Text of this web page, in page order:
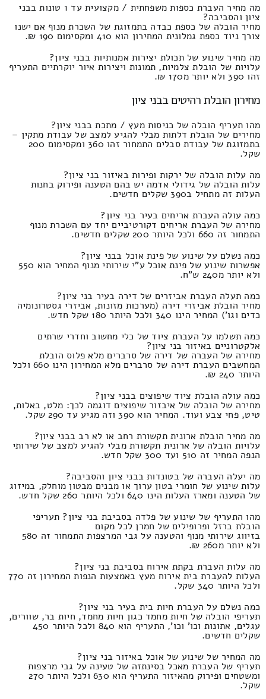
מה מחיר העברת כספות משפחתית / מקצועית עד 1 טונות בבני
ציון והסביבה?
מחיר הובלה של כספת כבדה בתמזוגת של השכרת מנוף אם ישנו
צורך ניוד כספת גמלונית המחירון הוא 410 ומקסימום 190 ₪.
מה מחיר שינוע של תכולת יצירות אמנותיות בבני ציון?
עלויות של הובלת צלמיות, תמונות ויצירות איור יוקרתיים התעריף
זהו 390 ולא יותר מ170 ₪.
מחירון הובלת רהיטים בבני ציון
מהו תעריף הובלה של כניסות מעץ / מתכת בבני ציון?
מחירים של הובלת דלתות מבלי להגיע למצב של עבודת מתקין –
בתמזוגת של עבודת סבלים התמחור זהו 360 ומקסימום 200
שקל.
מה עלות הובלה של ירקות ופירות באיזור בני ציון?
עלות הובלה של גידולי אדמה יש בהם הטענה ופירוק בחנות
העלות זה מתחיל ב390 שקלים חדשים.
כמה עולה העברת אריחים בעיר בני ציון?
מחירה של העברת אריחים דקורטיביים יחד עם השכרת מנוף
התמחור זה 660 ולכל היותר 200 שקלים חדשים.
כמה נשלם על שינוע של פינת אוכל בבני ציון?
אפשרות שינוע של פינת אוכל ע"י שירותי מנוף המחיר הוא 550
ולא יותר מ240 ש"ח.
כמה תעלה העברת אביזרים של דירה בעיר בני ציון?
מחיר הובלת אביזרי דירה (מערכות מזונות, אביזרי גסטרונומיה
כדים וגו') המחיר הינו 340 ולכל היותר 180 שקל חדש.
כמה תשלמו על העברת ציוד של כלי מחשוב וחדרי שרתים
אלקטרוניים באיזור בני ציון?
מחירה של העברה של דירה של סרברים מלא פלוס הובלת
המחשבים העברת דירה של סרברים מלא המחירון הינו 660 ולכל
היותר 240 ₪.
כמה עולה הובלת ציוד שיפוצים בבני ציון?
מחירה של הובלה של איבזור שיפוצים דוגמה לכך: מלט, באלות,
טיט, פחי צבע ועוד. המחיר הוא 390 וזה מגיע עד 290 שקל.
מה מחיר הובלת ארונית תקשורת רחב או לא רב בבני ציון?
עלויות הובלה של ארונית תקשורת מבלי להגיע למצב של שירותי
הנפה המחיר זה 510 ועד 300 שקל חדש.
מה יעלה העברה של בטונדות בבני ציון והסביבה?
עלות שינוע של חומרי בטון ערוך או מבנים מבטון מוחלק, במיזוג
של הטענה ומארז העלות הינו 640 ולכל היותר 260 שקל חדש.
מהו התעריף של שינוע של פלדה בסביבת בני ציון? תעריפי
הובלת ברזל ופרופילים של חמרן לכל מקום
בזיווג שירותי מנוף והטענה על גבי המרצפות התמחור זה 580
ולא יותר מ260 ₪.
מה עלות העברת בקתת אירוח בסביבת בני ציון?
העלות להעברת בית אירוח מעץ באמצעות הנפות המחירון זה 770
ולכל היותר 340 שקל.
כמה נשלם על העברת חיות בית בעיר בני ציון?
תעריפי הובלה של חיות מחמד כגון חיות מחמד, חיות בר, שוורים,
עגלים, אתונות וכו' וכו', התעריף הוא 840 ולכל היותר 450
שקלים חדשים.
מה המחיר של שינוע של אוכל באיזור בני ציון?
תעריף של העברת מאכל בסינתזה של טעינה על גבי מרצפות
ומשטחים ופירוק מהאיזור התעריף הוא 630 ולכל היותר 270
שקל.